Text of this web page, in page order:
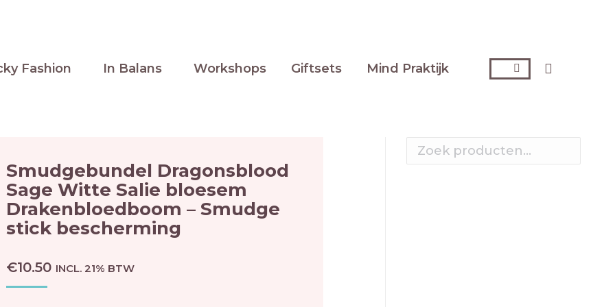
Fashion In Balans Workshops Giftsets Mind Praktijk Zoeken:
Smudgebundel Dragonsblood
Sage Witte Salie bloesem
Drakenbloedboom – Smudge
stick bescherming
€10.50 INCL. 21% BTW